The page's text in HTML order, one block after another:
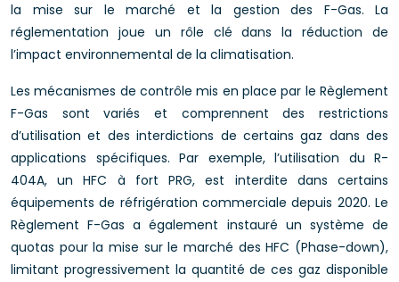
la mise sur le marché et la gestion des F-Gas. La
réglementation joue un rôle clé dans la réduction de
l’impact environnemental de la climatisation.
Les mécanismes de contrôle mis en place par le Règlement
F-Gas sont variés et comprennent des restrictions
d’utilisation et des interdictions de certains gaz dans des
applications spécifiques. Par exemple, l’utilisation du R-
404A, un HFC à fort PRG, est interdite dans certains
équipements de réfrigération commerciale depuis 2020. Le
Règlement F-Gas a également instauré un système de
quotas pour la mise sur le marché des HFC (Phase-down),
limitant progressivement la quantité de ces gaz disponible